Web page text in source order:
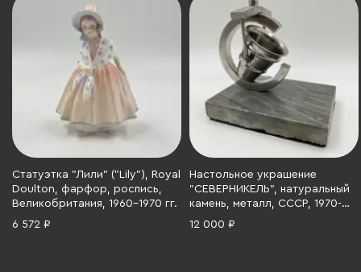
Статуэтка "Лили" ("Lily"), Royal
Doulton, фарфор, роспись,
Великобритания, 1960-1970 гг.
6 572 ₽
Настольное украшение
"СЕВЕРНИКЕЛЬ", натуральный
камень, металл, СССР, 1970-
1990 гг.
12 000 ₽